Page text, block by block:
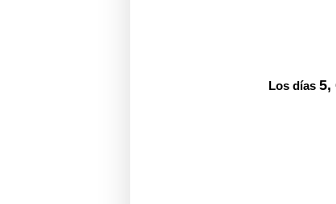
Los días 5,